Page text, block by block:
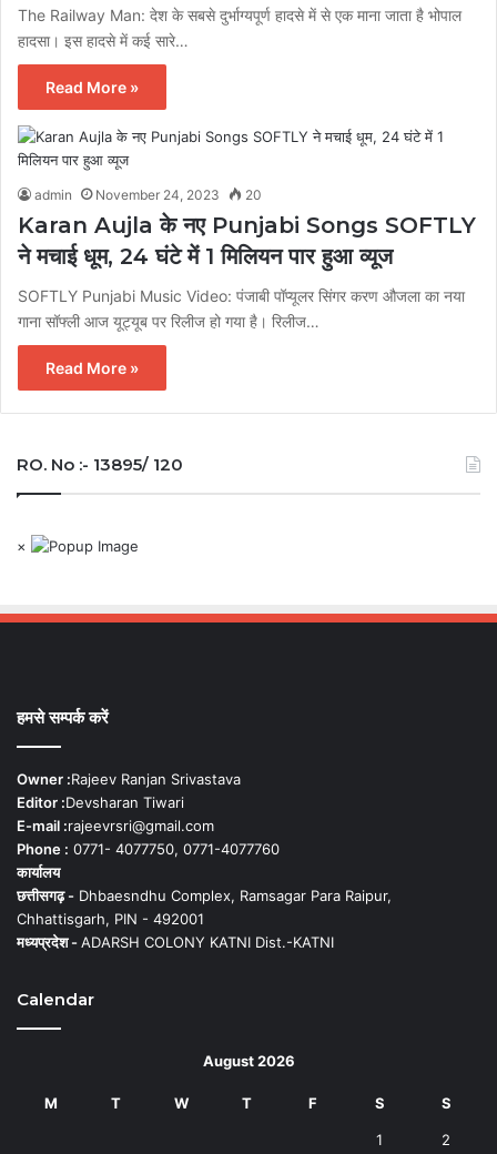
The Railway Man: देश के सबसे दुर्भाग्यपूर्ण हादसे में से एक माना जाता है भोपाल
हादसा। इस हादसे में कई सारे…
Read More »
admin November 24, 2023 20
Karan Aujla के नए Punjabi Songs SOFTLY
ने मचाई धूम, 24 घंटे में 1 मिलियन पार हुआ व्यूज
SOFTLY Punjabi Music Video: पंजाबी पॉप्यूलर सिंगर करण औजला का नया
गाना सॉफ्ली आज यूट्यूब पर रिलीज हो गया है। रिलीज…
Read More »
RO. No :- 13895/ 120
×
हमसे सम्पर्क करें
Owner :Rajeev Ranjan Srivastava
Editor :Devsharan Tiwari
E-mail :rajeevrsri@gmail.com
Phone : 0771- 4077750, 0771-4077760
कार्यालय
छत्तीसगढ़ - Dhbaesndhu Complex, Ramsagar Para Raipur,
Chhattisgarh, PIN - 492001
मध्यप्रदेश -ADARSH COLONY KATNI Dist.-KATNI
Calendar
August 2026
M T W T F S S
1 2